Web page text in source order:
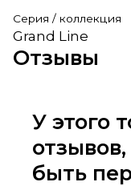
Серия / коллекция
Grand Line
Отзывы
У этого
быть